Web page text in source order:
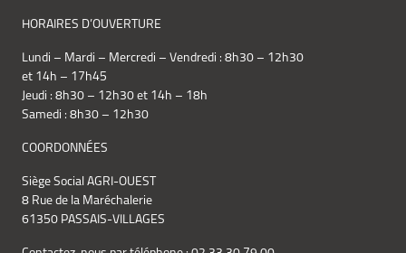
HORAIRES D’OUVERTURE
Lundi – Mardi – Mercredi – Vendredi : 8h30 – 12h30
et 14h – 17h45
Jeudi : 8h30 – 12h30 et 14h – 18h
Samedi : 8h30 – 12h30
COORDONNÉES
Siège Social AGRI-OUEST
8 Rue de la Maréchalerie
61350 PASSAIS-VILLAGES